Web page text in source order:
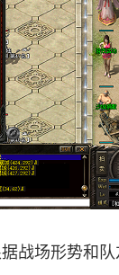
战场形势和队